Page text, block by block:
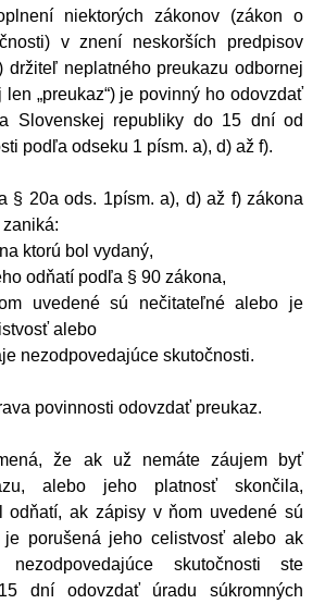
niektorých zákonov (zákon o
v znení neskorších predpisov
držiteľ neplatného preukazu odbornej
„preukaz“) je povinný ho odovzdať
Slovenskej republiky do 15 dní od
podľa odseku 1 písm. a), d) až f).
§ 20a ods. 1písm. a), d) až f) zákona
ktorú bol vydaný,
odňatí podľa § 90 zákona,
uvedené sú nečitateľné alebo je
alebo
nezodpovedajúce skutočnosti.
povinnosti odovzdať preukaz.
že ak už nemáte záujem byť
alebo jeho platnosť skončila,
odňatí, ak zápisy v ňom uvedené sú
je porušená jeho celistvosť alebo ak
skutočnosti ste
dní odovzdať úradu súkromných